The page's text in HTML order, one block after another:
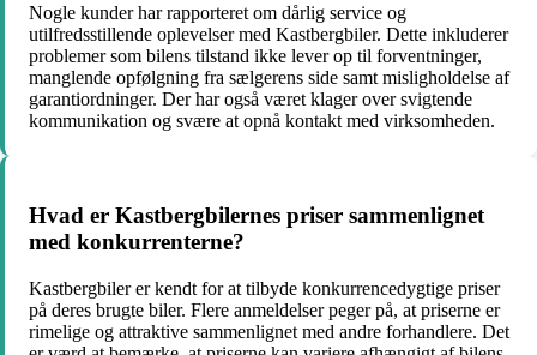
Nogle kunder har rapporteret om dårlig service og
utilfredsstillende oplevelser med Kastbergbiler. Dette inkluderer
problemer som bilens tilstand ikke lever op til forventninger,
manglende opfølgning fra sælgerens side samt misligholdelse af
garantiordninger. Der har også været klager over svigtende
kommunikation og svære at opnå kontakt med virksomheden.
Hvad er Kastbergbilernes priser sammenlignet
med konkurrenterne?
Kastbergbiler er kendt for at tilbyde konkurrencedygtige priser
på deres brugte biler. Flere anmeldelser peger på, at priserne er
rimelige og attraktive sammenlignet med andre forhandlere. Det